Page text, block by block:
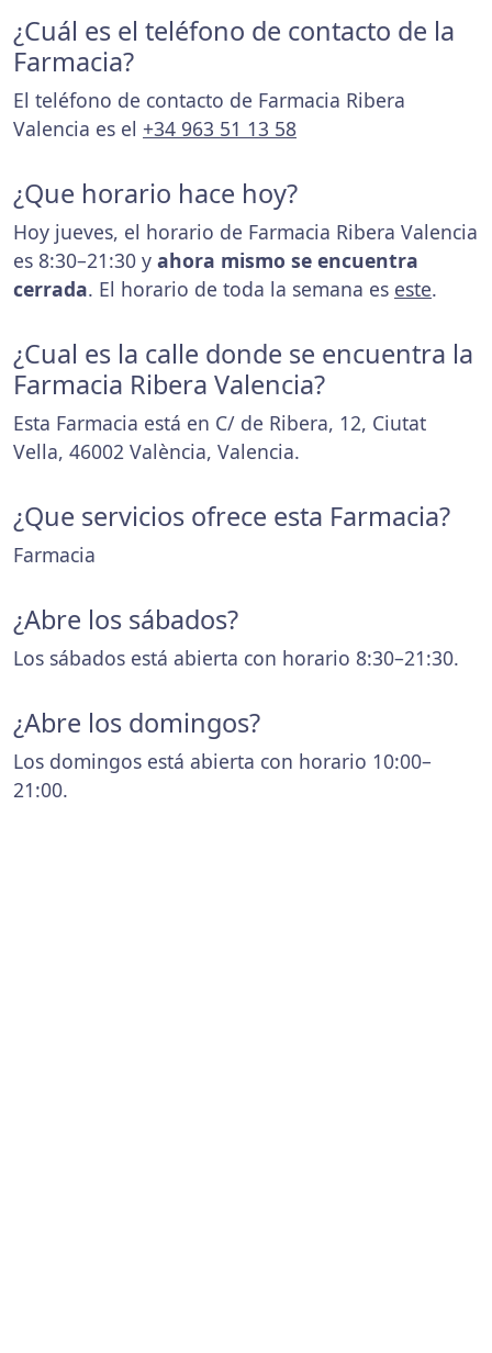
¿Cuál es el teléfono de contacto de la
Farmacia?
El teléfono de contacto de Farmacia Ribera
Valencia es el +34 963 51 13 58
¿Que horario hace hoy?
Hoy jueves, el horario de Farmacia Ribera Valencia
es 8:30–21:30 y ahora mismo se encuentra
cerrada. El horario de toda la semana es este.
¿Cual es la calle donde se encuentra la
Farmacia Ribera Valencia?
Esta Farmacia está en C/ de Ribera, 12, Ciutat
Vella, 46002 València, Valencia.
¿Que servicios ofrece esta Farmacia?
Farmacia
¿Abre los sábados?
Los sábados está abierta con horario 8:30–21:30.
¿Abre los domingos?
Los domingos está abierta con horario 10:00–
21:00.